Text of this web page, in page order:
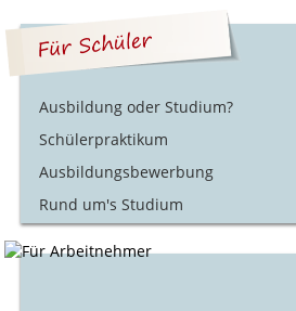
Ausbildung oder Studium?
Schülerpraktikum
Ausbildungsbewerbung
Rund um's Studium